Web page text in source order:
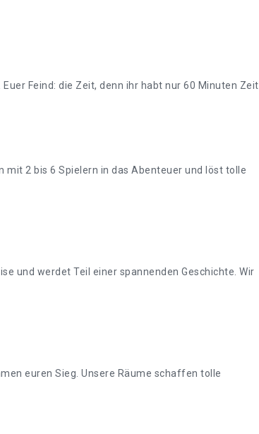
Feind: die Zeit, denn ihr habt nur 60 Minuten Zeit
mit 2 bis 6 Spielern in das Abenteuer und löst tolle
und werdet Teil einer spannenden Geschichte. Wir
euren Sieg. Unsere Räume schaffen tolle